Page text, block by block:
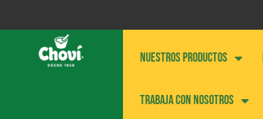
NUESTROS PRODUCTOS
Trabaja con nosotros